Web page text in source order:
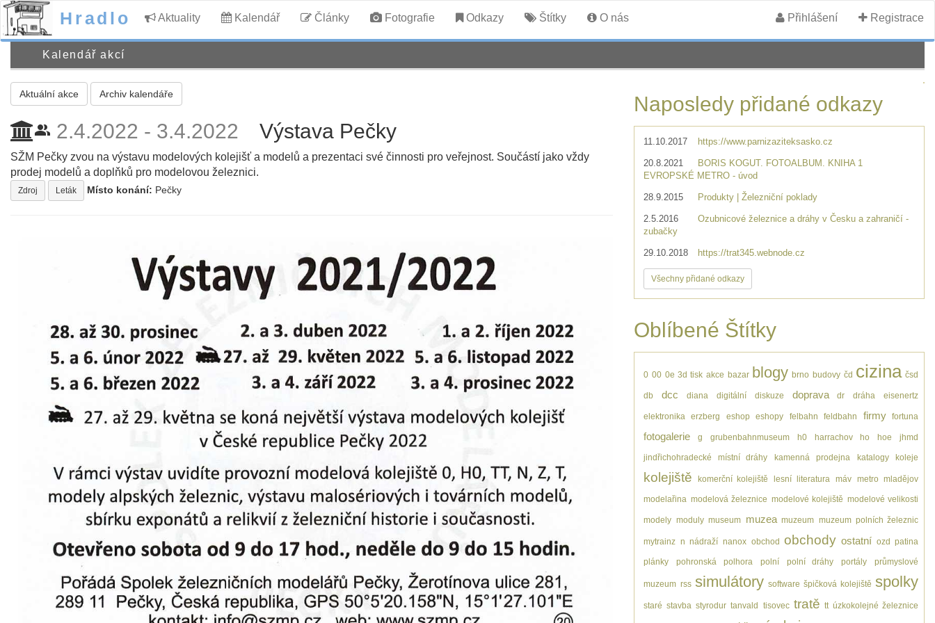
Hradlo Aktuality Kalendář Články Fotografie Odkazy Štítky O nás Přihlášení Registrace
Kalendář akcí
Aktuální akce Archiv kalendáře
people_alt 2.4.2022 - 3.4.2022 Výstava Pečky
SŽM Pečky zvou na výstavu modelových kolejišť a modelů a prezentaci své činnosti pro veřejnost. Součástí jako vždy
prodej modelů a doplňků pro modelovou železnici.
Zdroj Leták Místo konání: Pečky
Naposledy přidané odkazy
11.10.2017 https://www.parnizaziteksasko.cz
20.8.2021
BORIS KOGUT. FOTOALBUM. KNIHA 1
EVROPSKÉ METRO - úvod
28.9.2015 Produkty | Železniční poklady
2.5.2016
Ozubnicové železnice a dráhy v Česku a zahraničí -
zubačky
29.10.2018 https://trat345.webnode.cz
Všechny přidané odkazy
Oblíbené Štítky
0 00 0e 3d tisk akce bazar blogy brno budovy čd cizina čsd
db dcc diana digitální diskuze doprava dr dráha eisenertz
elektronika erzberg eshop eshopy felbahn feldbahn firmy fortuna
fotogalerie g grubenbahnmuseum h0 harrachov ho hoe jhmd
jindřichohradecké místní dráhy kamenná prodejna katalogy koleje
kolejiště komerční kolejiště lesní literatura máv metro mladějov
modelařina modelová železnice modelové kolejiště modelové velikosti
modely moduly museum muzea muzeum muzeum polních železnic
mytrainz n nádraží nanox obchod obchody ostatní ozd patina
plánky pohronská polhora polní polní dráhy portály průmyslové
muzeum rss simulátory software špičková kolejiště spolky
staré stavba styrodur tanvald tisovec tratě tt úzkokolejné železnice